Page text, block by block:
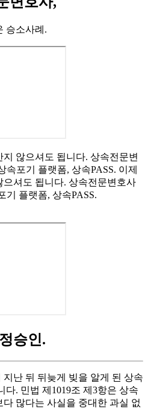
승소사례 .
지 않으셔도 됩니다. 상속전문변
속포기 플랫폼, 상속PASS. 이제
으셔도 됩니다. 상속전문변호사
기 플랫폼, 상속PASS.
승인.
난 뒤 뒤늦게 빚을 알게 된 상속
다. 민법 제1019조 제3항은 상속
많다는 사실을 중대한 과실 없